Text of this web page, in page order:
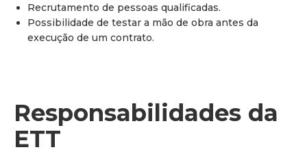
Recrutamento de pessoas qualificadas.
Possibilidade de testar a mão de obra antes da
execução de um contrato.
Responsabilidades da
ETT